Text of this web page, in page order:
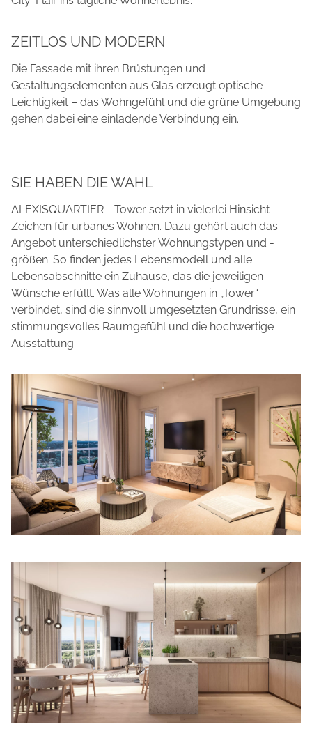
ZEITLOS UND MODERN
Die Fassade mit ihren Brüstungen und
Gestaltungselementen aus Glas erzeugt optische
Leichtigkeit – das Wohngefühl und die grüne Umgebung
gehen dabei eine einladende Verbindung ein.
SIE HABEN DIE WAHL
ALEXISQUARTIER - Tower setzt in vielerlei Hinsicht
Zeichen für urbanes Wohnen. Dazu gehört auch das
Angebot unterschiedlichster Wohnungstypen und -
größen. So finden jedes Lebensmodell und alle
Lebensabschnitte ein Zuhause, das die jeweiligen
Wünsche erfüllt. Was alle Wohnungen in „Tower“
verbindet, sind die sinnvoll umgesetzten Grundrisse, ein
stimmungsvolles Raumgefühl und die hochwertige
Ausstattung.